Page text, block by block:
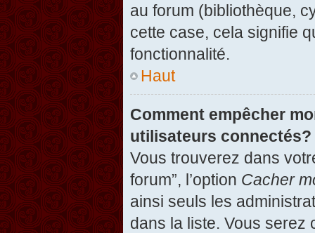
au forum (bibliothèque,
cette case, cela signifie
fonctionnalité.
Haut
Comment empêcher
utilisateurs connectés?
Vous trouverez dans
forum”, l’option Cacher
ainsi seuls les
dans la liste. Vous serez